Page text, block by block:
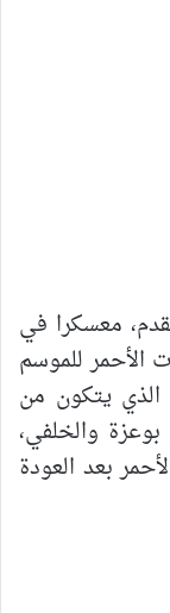
معسكرا في
الأحمر للموسم
الذي يتكون من
والخلفي،
بعد العودة